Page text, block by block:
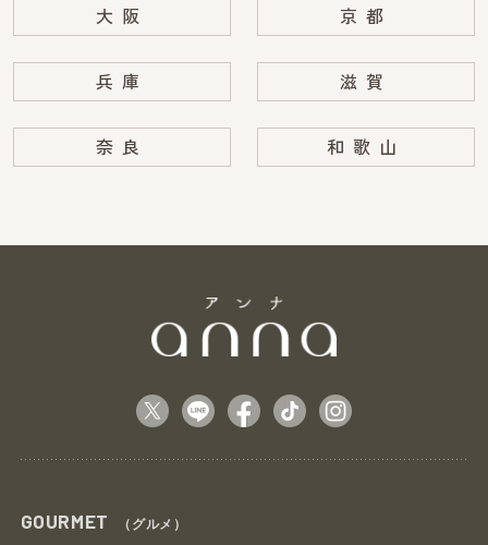
大阪 京都
兵庫 滋賀
奈良 和歌山
GOURMET （グルメ）